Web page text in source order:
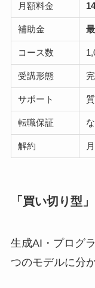
月額料金
補助金
コース数
受講形態
サポート
転職保証
解約
「買い切り型
生成AI・プログ
つのモデルに分